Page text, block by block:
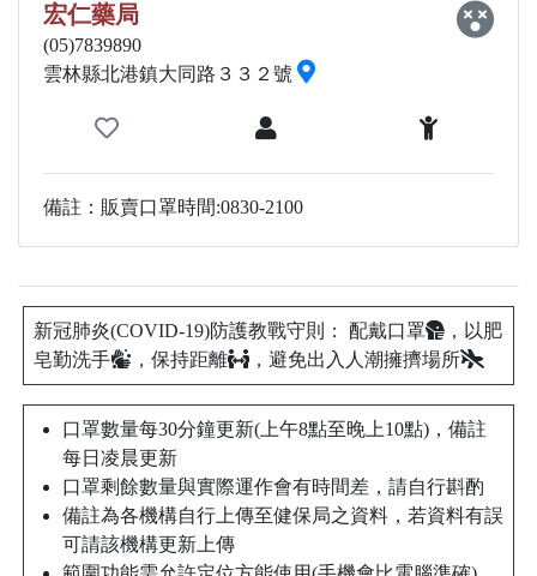
宏仁藥局
(05)7839890
雲林縣北港鎮大同路３３２號
備註：販賣口罩時間:0830-2100
新冠肺炎(COVID-19)防護教戰守則： 配戴口罩
，以肥
皂勤洗手
，保持距離 ，避免出入人潮擁擠場所
口罩數量每30分鐘更新(上午8點至晚上10點)，備註
每日凌晨更新
口罩剩餘數量與實際運作會有時間差，請自行斟酌
備註為各機構自行上傳至健保局之資料，若資料有誤
可請該機構更新上傳